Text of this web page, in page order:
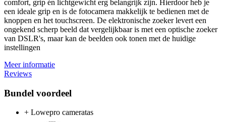
comfort, grip én lichtgewicht erg belangrijk zijn. Hierdoor heb je
een ideale grip en is de fotocamera makkelijk te bedienen met de
knoppen en het touchscreen. De elektronische zoeker levert een
ongekend scherp beeld dat vergelijkbaar is met een optische zoeker
van DSLR's, maar kan de beelden ook tonen met de huidige
instellingen
Meer informatie
Reviews
Bundel voordeel
+ Lowepro cameratas